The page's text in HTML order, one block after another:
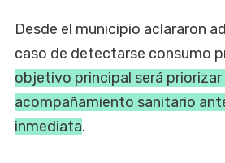
Desde el municipio aclararon
caso de detectarse consumo
objetivo principal será priorizar
acompañamiento sanitario
inmediata.